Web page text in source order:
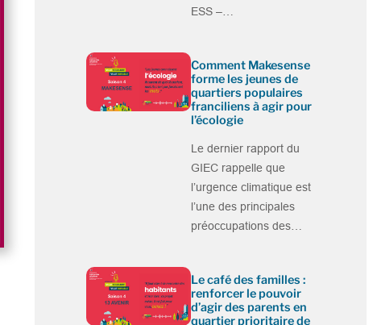
ESS –…
Comment Makesense
forme les jeunes de
quartiers populaires
franciliens à agir pour
l’écologie
Le dernier rapport du
GIEC rappelle que
l’urgence climatique est
l’une des principales
préoccupations des…
Le café des familles :
renforcer le pouvoir
d’agir des parents en
quartier prioritaire de